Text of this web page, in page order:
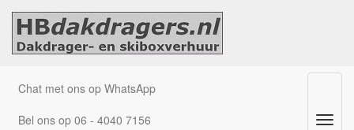
Chat met ons op WhatsApp
Bel ons op 06 - 4040 7156
Menu